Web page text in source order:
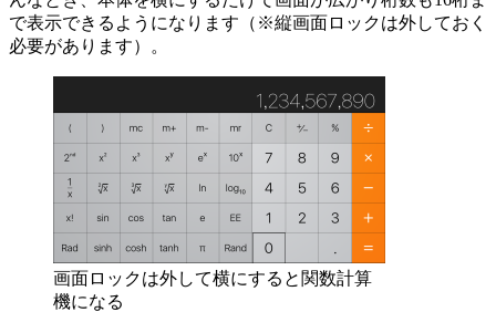
で表示できるようになります（※縦画面ロックは外しておく
必要があります）。
画面ロックは外して横にすると関数計算
機になる